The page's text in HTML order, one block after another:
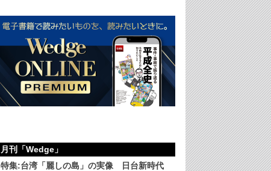
月刊「Wedge」
特集:台湾「麗しの島」の実像 日台新時代